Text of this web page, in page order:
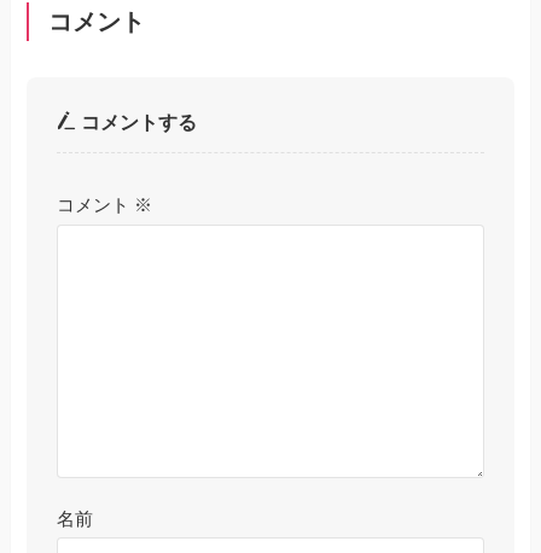
コメント
コメントする
コメント ※
名前